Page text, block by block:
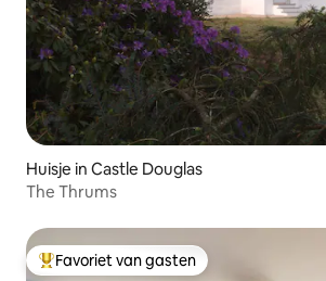
Huisje in Castle Douglas
The Thrums
Topfavoriet van gasten
Favoriet van gasten